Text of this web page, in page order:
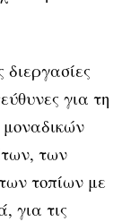
για τη
μοναδικών
των
τοπίων με
για τις